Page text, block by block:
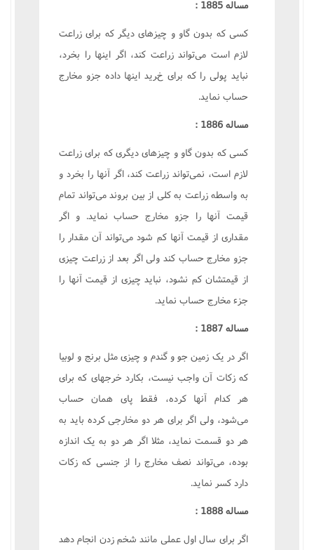
مساله 1885 :
کسى که بدون گاو و چيزهاى ديگر که براى زراعت
لازم است مى‌تواند زراعت کند، اگر اينها را بخرد،
نبايد پولى را که براى خريد اينها داده جزو مخارج
حساب نمايد.
مساله 1886 :
کسى که بدون گاو و چيزهاى ديگرى که براى زراعت
لازم است، نمى‌تواند زراعت کند، اگر آنها را بخرد و
به واسطه زراعت به کلى از بين بروند مى‌تواند تمام
قيمت آنها را جزو مخارج حساب نمايد. و اگر
مقدارى از قيمت آنها کم شود مى‌تواند آن مقدار را
جزو مخارج حساب کند ولى اگر بعد از زراعت چيزى
از قيمتشان کم نشود، نبايد چيزى از قيمت آنها را
جزء مخارج حساب نمايد.
مساله 1887 :
اگر در يک زمين جو و گندم و چيزى مثل برنج و لوبيا
که زکات آن واجب نيست، بکارد خرجهاى که براى
هر کدام آنها کرده، فقط پاى همان حساب
مى‌شود، ولى اگر براى هر دو مخارجى کرده بايد به
هر دو قسمت نمايد، مثلا اگر هر دو به يک اندازه
بوده، مى‌تواند نصف مخارج را از جنسى که زکات
دارد کسر نمايد.
مساله 1888 :
اگر براى سال اول عملى مانند شخم زدن انجام دهد